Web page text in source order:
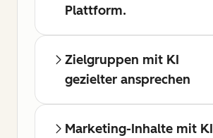
Plattform.
Zielgruppen mit KI
gezielter ansprechen
Marketing-Inhalte mit KI